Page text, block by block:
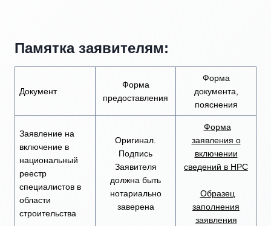
Памятка заявителям:
Документ
Форма
предоставления
Форма
документа,
пояснения
Заявление на
включение в
национальный
реестр
специалистов в
области
строительства
Оригинал.
Подпись
Заявителя
должна быть
нотариально
заверена
Форма
заявления о
включении
сведений в НРС
Образец
заполнения
заявления